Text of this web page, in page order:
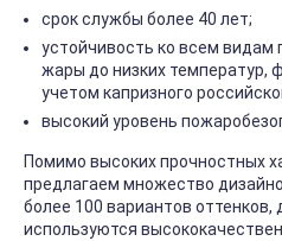
срок службы более 40 лет;
устойчивость ко всем видам
жары до низких температур,
учетом капризного
высокий уровень
Помимо высоких прочностных
предлагаем множество
более 100 вариантов оттенков,
используются